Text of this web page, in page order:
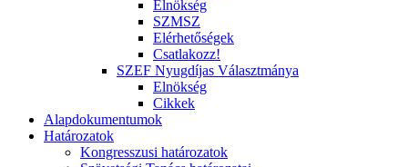
Elnökség
SZMSZ
Elérhetőségek
Csatlakozz!
SZEF Nyugdíjas Választmánya
Elnökség
Cikkek
Alapdokumentumok
Határozatok
Kongresszusi határozatok